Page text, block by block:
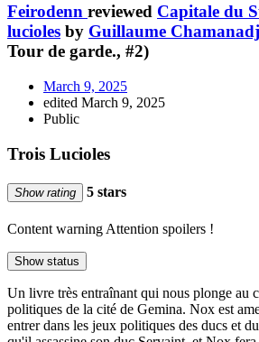
Feirodenn reviewed Capitale du
lucioles by Guillaume
Tour de garde., #2)
March 9, 2025
edited March 9, 2025
Public
Trois Lucioles
Show rating 5 stars
Content warning Attention spoilers !
Show status
Un livre très entraînant qui nous plonge au
politiques de la cité de Gemina. Nox est
entrer dans les jeux politiques des ducs et